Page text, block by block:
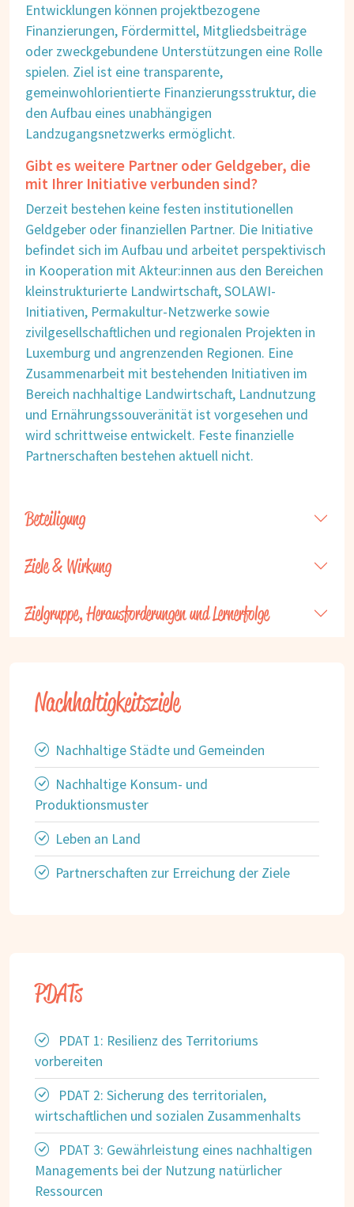
Entwicklungen können projektbezogene
Finanzierungen, Fördermittel, Mitgliedsbeiträge
oder zweckgebundene Unterstützungen eine Rolle
spielen. Ziel ist eine transparente,
gemeinwohlorientierte Finanzierungsstruktur, die
den Aufbau eines unabhängigen
Landzugangsnetzwerks ermöglicht.
Gibt es weitere Partner oder Geldgeber, die
mit Ihrer Initiative verbunden sind?
Derzeit bestehen keine festen institutionellen
Geldgeber oder finanziellen Partner. Die Initiative
befindet sich im Aufbau und arbeitet perspektivisch
in Kooperation mit Akteur:innen aus den Bereichen
kleinstrukturierte Landwirtschaft, SOLAWI-
Initiativen, Permakultur-Netzwerke sowie
zivilgesellschaftlichen und regionalen Projekten in
Luxemburg und angrenzenden Regionen. Eine
Zusammenarbeit mit bestehenden Initiativen im
Bereich nachhaltige Landwirtschaft, Landnutzung
und Ernährungssouveränität ist vorgesehen und
wird schrittweise entwickelt. Feste finanzielle
Partnerschaften bestehen aktuell nicht.
Beteiligung
Ziele & Wirkung
Zielgruppe, Herausforderungen und Lernerfolge
Nachhaltigkeitsziele
Nachhaltige Städte und Gemeinden
Nachhaltige Konsum- und
Produktionsmuster
Leben an Land
Partnerschaften zur Erreichung der Ziele
PDATs
PDAT 1: Resilienz des Territoriums
vorbereiten
PDAT 2: Sicherung des territorialen,
wirtschaftlichen und sozialen Zusammenhalts
PDAT 3: Gewährleistung eines nachhaltigen
Managements bei der Nutzung natürlicher
Ressourcen